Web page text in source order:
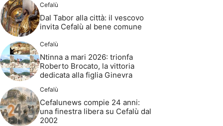
Cefalù
Dal Tabor alla città: il vescovo
invita Cefalù al bene comune
Cefalù
Ntinna a mari 2026: trionfa
Roberto Brocato, la vittoria
dedicata alla figlia Ginevra
Cefalù
Cefalunews compie 24 anni:
una finestra libera su Cefalù dal
2002